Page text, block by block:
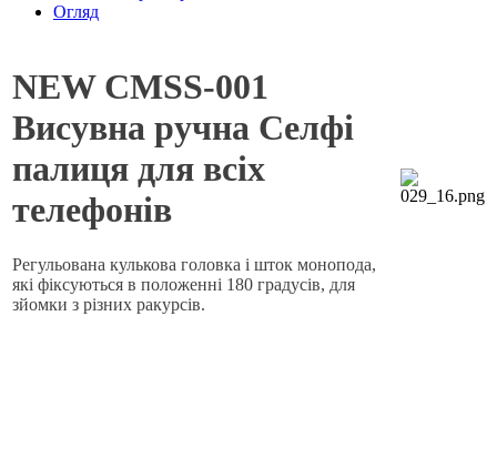
Огляд
NEW CMSS-001
Висувна ручна Селфі
палиця для всіх
телефонів
Регульована кулькова головка і шток монопода,
які фіксуються в положенні 180 градусів, для
зйомки з різних ракурсів.